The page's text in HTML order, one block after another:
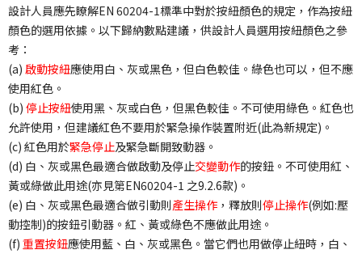
設計人員應先瞭解EN 60204-1標準中對於按紐顏色的規定，作為按紐
顏色的選用依據。以下歸納數點建議，供設計人員選用按紐顏色之參
考：
(a) 啟動按紐應使用白、灰或黑色，但白色較佳。綠色也可以，但不應
使用紅色。
(b) 停止按紐使用黑、灰或白色，但黑色較佳。不可使用綠色。紅色也
允許使用，但建議紅色不要用於緊急操作裝置附近(此為新規定)。
(c) 紅色用於緊急停止及緊急斷開致動器。
(d) 白、灰或黑色最適合做啟動及停止交變動作的按鈕。不可使用紅、
黃或綠做此用途(亦見第EN60204-1 之9.2.6款)。
(e) 白、灰或黑色最適合做引動則產生操作 ，釋放則停止操作(例如:壓
動控制)的按鈕引動器。紅、黃或綠色不應做此用途。
(f) 重置按鈕應使用藍、白、灰或黑色。當它們也用做停止紐時，白、